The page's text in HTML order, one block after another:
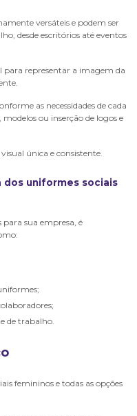
versáteis e podem ser
desde escritórios até eventos
para representar a imagem da
as necessidades de cada
modelos ou inserção de logos e
única e consistente.
dos uniformes sociais
para sua empresa, é
de trabalho.
femininos e todas as opções